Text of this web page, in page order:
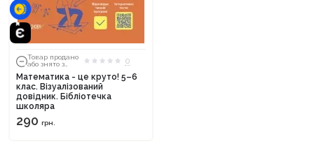
Товар продано
або знято з
0
Математика - це круто! 5–6
клас. Візуалізований
довідник. Бібліотечка
школяра
290 грн.